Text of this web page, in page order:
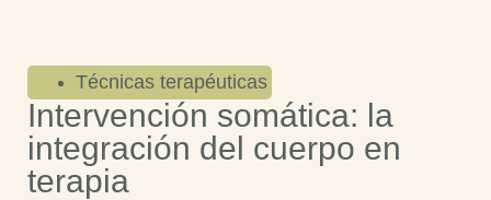
Técnicas terapéuticas
Intervención somática: la
integración del cuerpo en
terapia